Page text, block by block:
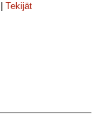
Tekijät